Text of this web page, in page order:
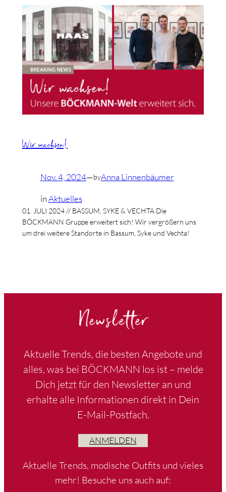
Wir wachsen!
Nov. 4, 2024—byAnna Linnenbäumer
inAktuelles
01. JULI 2024 // BASSUM, SYKE & VECHTA Die
BÖCKMANN Gruppe erweitert sich! Wir vergrößern uns
um drei weitere Standorte in Bassum, Syke und Vechta!
Newsletter
Aktuelle Trends, die besten Angebote und
alles, was bei BÖCKMANN los ist – melde
Dich jetzt für den Newsletter an und
erhalte alle Informationen direkt in Dein
E-Mail-Postfach.
ANMELDEN
Aktuelle Trends, modische Outfits und vieles
mehr! Besuche uns auch auf: